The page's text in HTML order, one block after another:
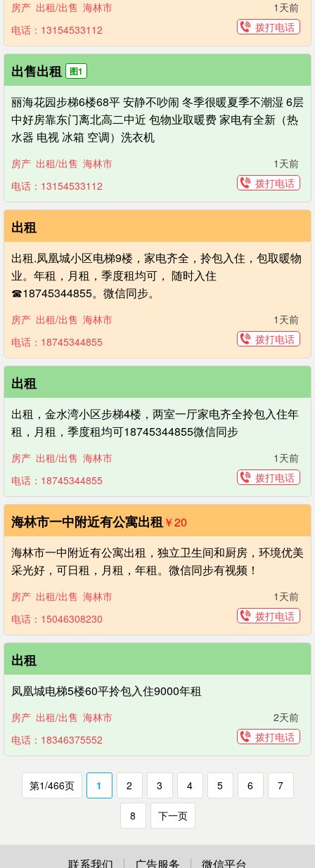
房产 出租/出售 海林市
1天前
电话：13154533112
拨打电话
出售出租 图1
丽海花园步梯6楼68平 安静不吵闹 冬季很暖夏季不潮湿 6层
中好房靠东门离北高二中近 包物业取暖费 家电有全新（热
水器 电视 冰箱 空调）洗衣机
房产 出租/出售 海林市
1天前
电话：13154533112
拨打电话
出租
出租.凤凰城小区电梯9楼，家电齐全，拎包入住，包取暖物
业。年租，月租，季度租均可， 随时入住
☎18745344855。微信同步。
房产 出租/出售 海林市
1天前
电话：18745344855
拨打电话
出租
出租，金水湾小区步梯4楼，两室一厅家电齐全拎包入住年
租，月租，季度租均可 ​18745344855微信同步
房产 出租/出售 海林市
1天前
电话：18745344855
拨打电话
海林市一中附近有公寓出租￥20
海林市一中附近有公寓出租，独立卫生间和厨房，环境优美
采光好，可日租，月租，年租。微信同步有视频！
房产 出租/出售 海林市
1天前
电话：15046308230
拨打电话
出租
凤凰城电梯5楼60平拎包入住9000年租
房产 出租/出售 海林市
2天前
电话：18346375552
拨打电话
第1/466页 1 2 3 4 5 6 7
8 下一页
联系我们 广告服务 微信平台